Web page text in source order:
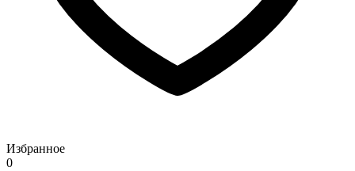
Избранное
0